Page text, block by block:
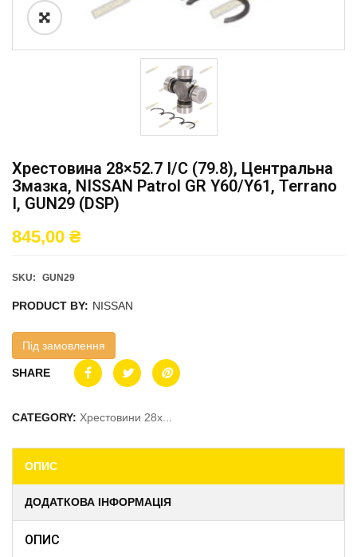
Хрестовина 28×52.7 I/C (79.8), Центральна
Змазка, NISSAN Patrol GR Y60/Y61, Terrano
I, GUN29 (DSP)
845,00 ₴
SKU: GUN29
PRODUCT BY: NISSAN
Під замовлення
SHARE
CATEGORY: Хрестовини 28x...
ОПИС
ДОДАТКОВА ІНФОРМАЦІЯ
ОПИС